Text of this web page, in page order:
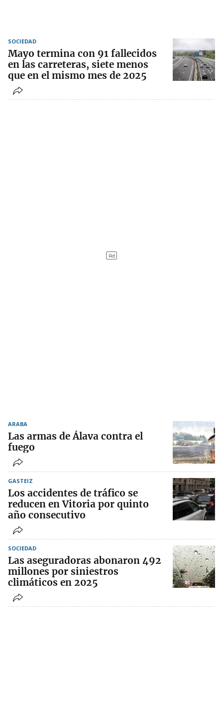
SOCIEDAD
Mayo termina con 91 fallecidos
en las carreteras, siete menos
que en el mismo mes de 2025
ARABA
Las armas de Álava contra el
fuego
GASTEIZ
Los accidentes de tráfico se
reducen en Vitoria por quinto
año consecutivo
SOCIEDAD
Las aseguradoras abonaron 492
millones por siniestros
climáticos en 2025